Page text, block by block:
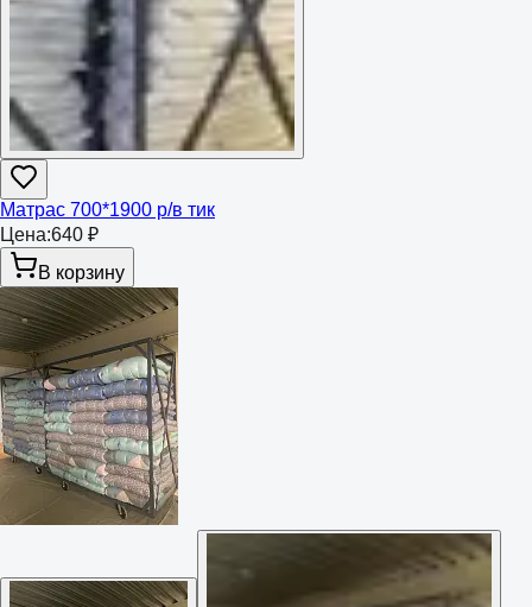
Матрас 700*1900 р/в тик
Цена:640 ₽
В корзину